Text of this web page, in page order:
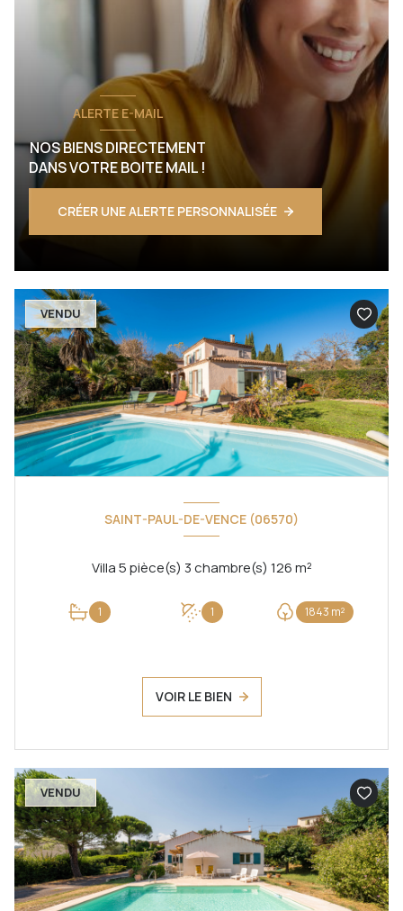
ALERTE E-MAIL
NOS BIENS DIRECTEMENT
DANS VOTRE BOITE MAIL !
CRÉER UNE ALERTE PERSONNALISÉE
VENDU
SAINT-PAUL-DE-VENCE (06570)
Villa 5 pièce(s) 3 chambre(s) 126 m²
1 1 1843 m²
VOIR LE BIEN
VENDU